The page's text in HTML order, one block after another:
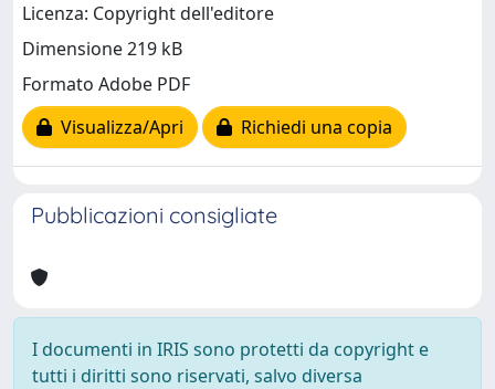
Licenza: Copyright dell'editore
Dimensione 219 kB
Formato Adobe PDF
Visualizza/Apri
Richiedi una copia
Pubblicazioni consigliate
I documenti in IRIS sono protetti da copyright e
tutti i diritti sono riservati, salvo diversa